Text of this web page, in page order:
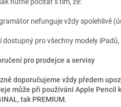
nefunguje vždy spolehlivě
dostupný pro všechny modely
pro prodejce a servisy
doporučujeme vždy předem
může při používání Apple Pencil
tak PREMIUM.